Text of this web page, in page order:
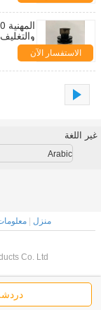
الاستفسار الآن
غير اللغة
Arabic
منزل
Co. Ltd.